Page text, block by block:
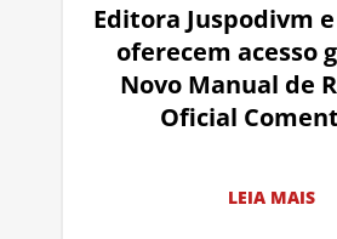
Editora Juspodivm
oferecem acesso
Novo Manual de
Oficial
LEIA MAIS